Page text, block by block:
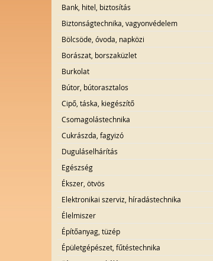
Bank, hitel, biztosítás
Biztonságtechnika, vagyonvédelem
Bölcsöde, óvoda, napközi
Borászat, borszaküzlet
Burkolat
Bútor, bútorasztalos
Cipő, táska, kiegészítő
Csomagolástechnika
Cukrászda, fagyizó
Duguláselhárítás
Egészség
Ékszer, ötvös
Elektronikai szerviz, híradástechnika
Élelmiszer
Építőanyag, tüzép
Épületgépészet, fűtéstechnika